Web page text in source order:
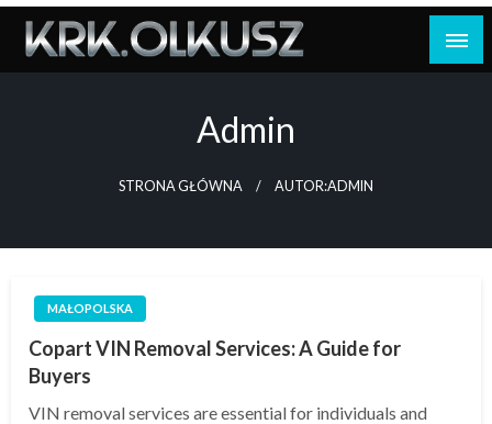
Skip
content
Admin
STRONA GŁÓWNA AUTOR:ADMIN
MAŁOPOLSKA
Copart VIN Removal Services: A Guide for
Buyers
VIN removal services are essential for individuals and